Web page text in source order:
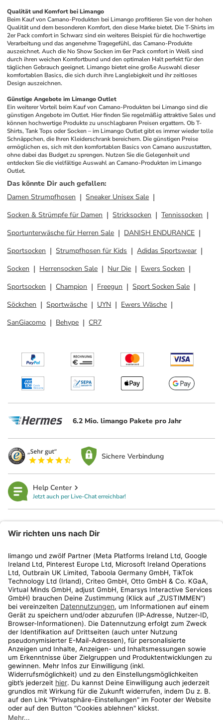
Qualität und Komfort bei Limango
Beim Kauf von Camano-Produkten bei Limango profitieren Sie von der hohen
Qualität und dem besonderen Komfort, den diese Marke bietet. Die T-Shirts im
2er Pack comfort in Schwarz sind ein weiteres Beispiel für die hochwertige
Verarbeitung und das angenehme Tragegefühl, das Camano-Produkte
auszeichnet. Auch die No Show Socken im 6er Pack comfort in Weiß sind
durch ihren weichen Komfortbund und den optimalen Halt perfekt für den
täglichen Gebrauch geeignet. Limango bietet eine große Auswahl dieser
komfortablen Basics, die sich durch ihre Langlebigkeit und ihr zeitloses
Design auszeichnen.
Günstige Angebote im Limango Outlet
Ein weiterer Vorteil beim Kauf von Camano-Produkten bei Limango sind die
günstigen Angebote im Outlet. Hier finden Sie regelmäßig attraktive Sales und
können hochwertige Produkte zu unschlagbaren Preisen ergattern. Ob T-
Shirts, Tank Tops oder Socken – im Limango Outlet gibt es immer wieder tolle
Schnäppchen, die Ihren Kleiderschrank bereichern. Die günstigen Preise
ermöglichen es, sich mit den komfortablen Basics von Camano auszustatten,
ohne dabei das Budget zu sprengen. Nutzen Sie die Gelegenheit und
entdecken Sie die vielfältige Auswahl an Camano-Produkten im Limango
Outlet.
Das könnte Dir auch gefallen:
Damen Strumpfhosen
Sneaker Unisex Sale
Socken & Strümpfe für Damen
Stricksocken
Tennissocken
Sportunterwäsche für Herren Sale
DANISH ENDURANCE
Sportsocken
Strumpfhosen für Kids
Adidas Sportswear
Socken
Herrensocken Sale Nur Die
Ewers Socken
Sportsocken
Champion Freegun
Sport Socken Sale
Söckchen
Sportwäsche UYN
Ewers Wäsche
SanGiacomo
Behype CR7
6.2 Mio. limango Pakete pro Jahr
Sichere Verbindung
Help Center
Jetzt auch per Live-Chat erreichbar!
Kundenservice
Shop
Aktionen
Travel